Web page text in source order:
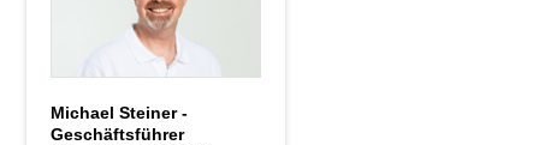
Michael Steiner -
Geschäftsführer